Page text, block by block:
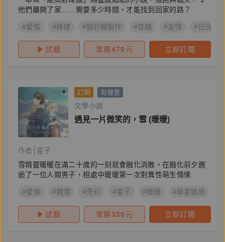
他們離開了家……需要多少時間，才能找到回家的路？
#愛情 #棒球 #鏡好聽製作 #穿越 #友情 #日治
試聽 單購470 元 立即訂閱
訂閱 有聲書
文學小說
遇見一片微笑的，雪 (暖暖)
作者
星子
雪精靈暖暖在滿二十歲的一刻就會融化消散。在融化前夕邂
逅了一位人類男子，相處中暖暖第一次對異性萌生情愫
#愛情 #親情 #奇幻 #星子 #暖暖 #華星娛樂
試聽 單購350 元 立即訂閱